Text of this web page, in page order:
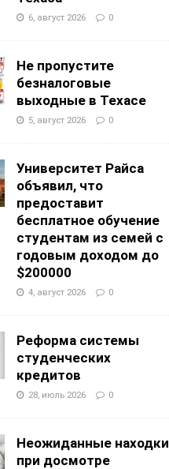
6, август 2026 0
Не пропустите
безналоговые
выходные в Техасе
5, август 2026 0
Университет Райса
объявил, что
предоставит
бесплатное обучение
студентам из семей с
годовым доходом до
$200000
4, август 2026 0
Реформа системы
студенческих
кредитов
28, июль 2026 0
Неожиданные находки
при досмотре